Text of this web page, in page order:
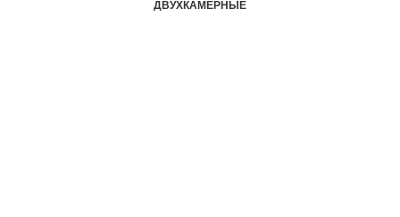
ДВУХКАМЕРНЫЕ